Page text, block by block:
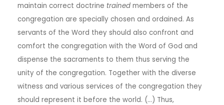
maintain correct doctrine trained members of the
congregation are specially chosen and ordained. As
servants of the Word they should also confront and
comfort the congregation with the Word of God and
dispense the sacraments to them thus serving the
unity of the congregation. Together with the diverse
witness and various services of the congregation they
should represent it before the world. (…) Thus,